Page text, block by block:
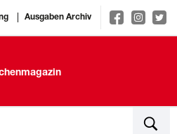
Ausgaben Archiv